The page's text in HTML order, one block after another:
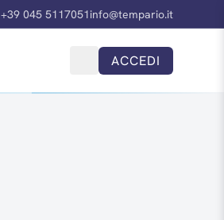
+39 045 5117051info@tempario.it
ACCEDI